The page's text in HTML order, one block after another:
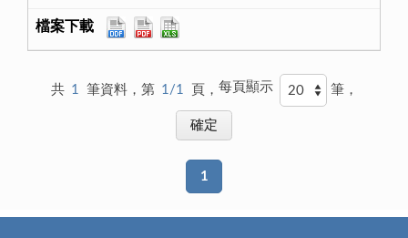
共 1 筆資料，第 1/1 頁， 每頁顯示 筆，
1